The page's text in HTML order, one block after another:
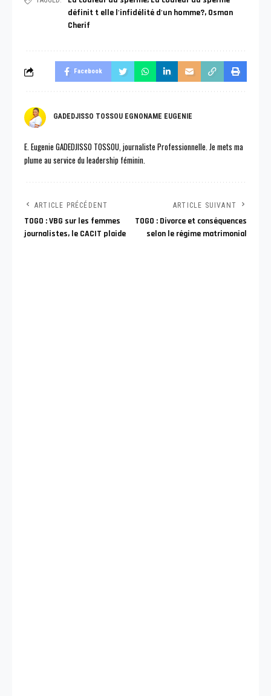
définit t elle l'infidélité d'un homme?, Osman
Cherif
Facebook
GADEDJISSO TOSSOU EGNONAME EUGENIE
E. Eugenie GADEDJISSO TOSSOU, journaliste Professionnelle. Je mets ma
plume au service du leadership féminin.
ARTICLE PRÉCÉDENT
TOGO : VBG sur les femmes
journalistes, le CACIT plaide
ARTICLE SUIVANT
TOGO : Divorce et conséquences
selon le régime matrimonial